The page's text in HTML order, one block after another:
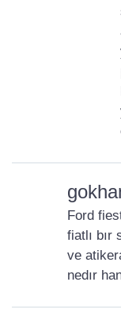
Ford
fiatlı bır
ve
nedır